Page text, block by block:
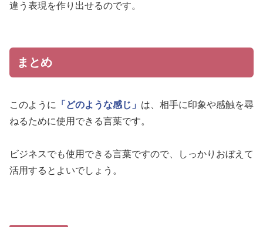
違う表現を作り出せるのです。
まとめ
このように 「どのような感じ」 は、相手に印象や感触を尋
ねるために使用できる言葉です。
ビジネスでも使用できる言葉ですので、しっかりおぼえて
活用するとよいでしょう。